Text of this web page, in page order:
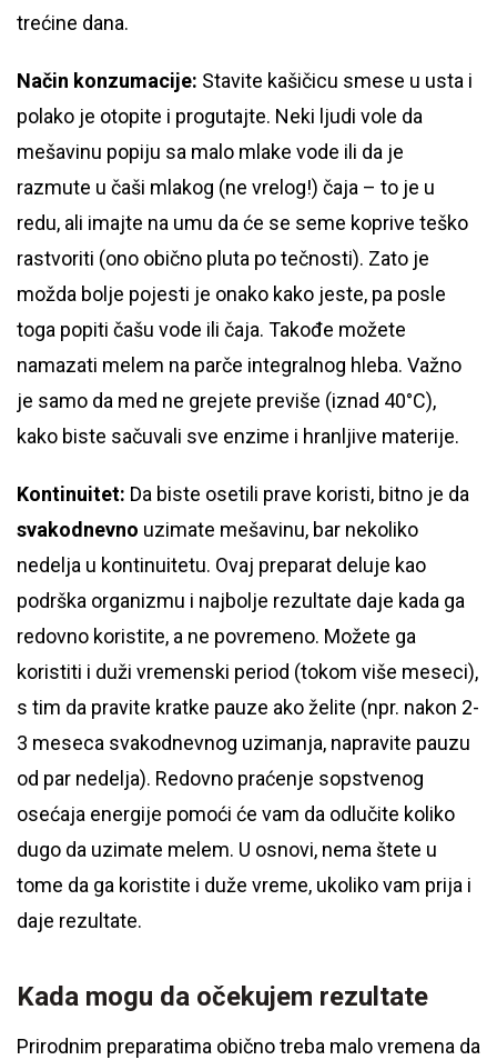
trećine dana.
Način konzumacije: Stavite kašičicu smese u usta i
polako je otopite i progutajte. Neki ljudi vole da
mešavinu popiju sa malo mlake vode ili da je
razmute u čaši mlakog (ne vrelog!) čaja – to je u
redu, ali imajte na umu da će se seme koprive teško
rastvoriti (ono obično pluta po tečnosti). Zato je
možda bolje pojesti je onako kako jeste, pa posle
toga popiti čašu vode ili čaja. Takođe možete
namazati melem na parče integralnog hleba. Važno
je samo da med ne grejete previše (iznad 40°C),
kako biste sačuvali sve enzime i hranljive materije.
Kontinuitet: Da biste osetili prave koristi, bitno je da
svakodnevno uzimate mešavinu, bar nekoliko
nedelja u kontinuitetu. Ovaj preparat deluje kao
podrška organizmu i najbolje rezultate daje kada ga
redovno koristite, a ne povremeno. Možete ga
koristiti i duži vremenski period (tokom više meseci),
s tim da pravite kratke pauze ako želite (npr. nakon 2-
3 meseca svakodnevnog uzimanja, napravite pauzu
od par nedelja). Redovno praćenje sopstvenog
osećaja energije pomoći će vam da odlučite koliko
dugo da uzimate melem. U osnovi, nema štete u
tome da ga koristite i duže vreme, ukoliko vam prija i
daje rezultate.
Kada mogu da očekujem rezultate
Prirodnim preparatima obično treba malo vremena da